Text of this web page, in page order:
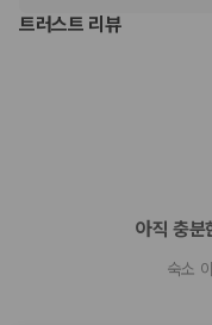
Visa
트러스트 리뷰
아직 충분
숙소